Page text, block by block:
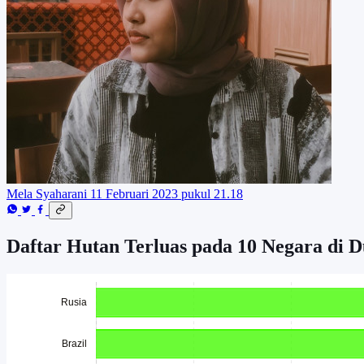
Mela Syaharani 11 Februari 2023 pukul 21.18
Daftar Hutan Terluas pada 10 Negara di